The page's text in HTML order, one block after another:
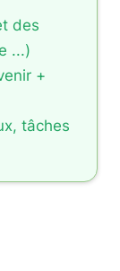
des
...)
+
tâches